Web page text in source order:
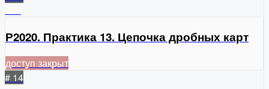
Р2020. Практика 13. Цепочка дробных карт
доступ закрыт
# 14